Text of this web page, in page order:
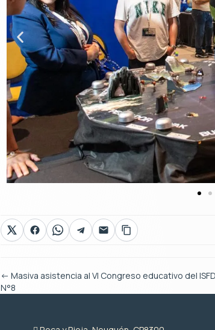
← Masiva asistencia al VI Congreso educativo del ISFD
N°8